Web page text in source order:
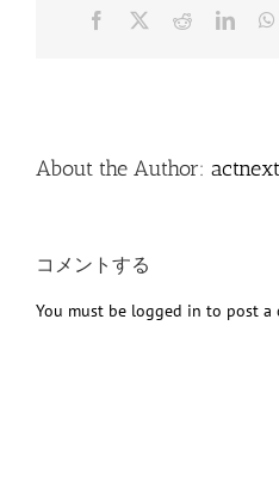
Facebook Reddit
About the Author: actnext
コメントする
You must be logged in to post a